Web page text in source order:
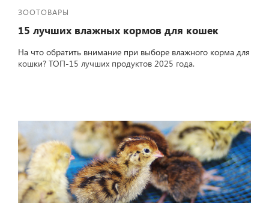
ЗООТОВАРЫ
15 лучших влажных кормов для кошек
На что обратить внимание при выборе влажного корма для
кошки? ТОП-15 лучших продуктов 2025 года.